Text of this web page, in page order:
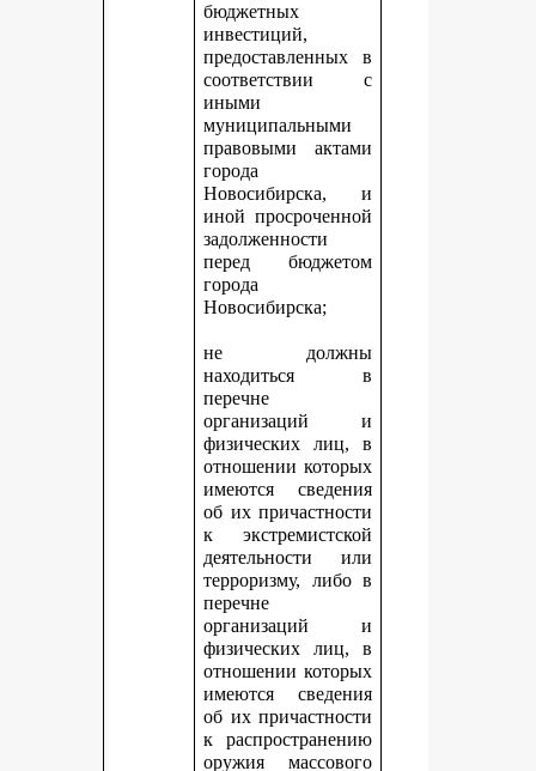
бюджетных
инвестиций,
предоставленных в
соответствии с
иными
муниципальными
правовыми актами
города
Новосибирска, и
иной просроченной
задолженности
перед бюджетом
города
Новосибирска;
не должны
находиться в
перечне
организаций и
физических лиц, в
отношении которых
имеются сведения
об их причастности
к экстремистской
деятельности или
терроризму, либо в
перечне
организаций и
физических лиц, в
отношении которых
имеются сведения
об их причастности
к распространению
оружия массового